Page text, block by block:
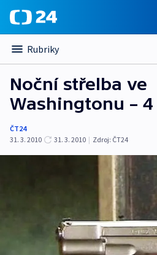
Rubriky
Noční střelba ve
Washingtonu –
ČT24
31. 3. 2010
31. 3. 2010 | Zdroj: ČT24